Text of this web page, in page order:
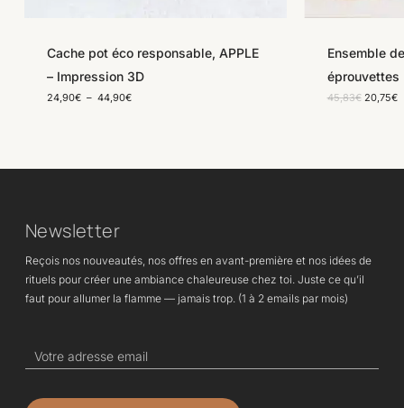
Cache pot éco responsable, APPLE
– Impression 3D
24,90€ – 44,90€Plage
Ensemble
éprouvettes
45,83€ Le
20,75€
Newsletter
Reçois nos nouveautés, nos offres en avant-première et nos idées de
rituels pour créer une ambiance chaleureuse chez toi. Juste ce qu’il
faut pour allumer la flamme — jamais trop. (1 à 2 emails par mois)